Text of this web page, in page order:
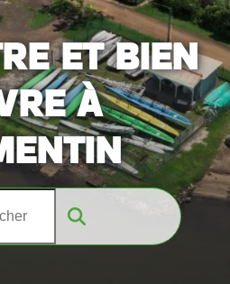
ET BIEN
À